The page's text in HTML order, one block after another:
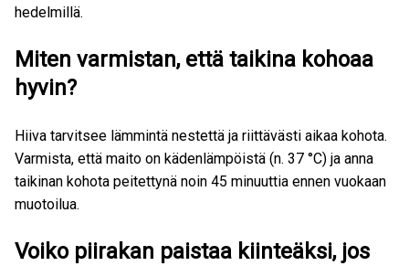
hedelmillä.
Miten varmistan, että taikina kohoaa
hyvin?
Hiiva tarvitsee lämmintä nestettä ja riittävästi aikaa kohota.
Varmista, että maito on kädenlämpöistä (n. 37 °C) ja anna
taikinan kohota peitettynä noin 45 minuuttia ennen vuokaan
muotoilua.
Voiko piirakan paistaa kiinteäksi, jos